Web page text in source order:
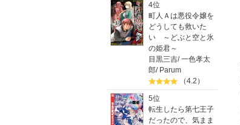
4位
町人Ａは悪役令嬢を
どうしても救いた
い ～どぶと空と氷
の姫君～
目黒三吉/一色孝太
郎/ Parum
（4.2）
5位
転生したら第七王子
だったので、気まま